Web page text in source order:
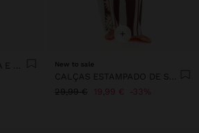
CALÇAS COM TEXTURA E CINTURA ELÁSTICA
+
New to sale
CALÇAS ESTAMPADO DE SÓIS 100% ALGODÃO
29,99 €
19,99 € 33%